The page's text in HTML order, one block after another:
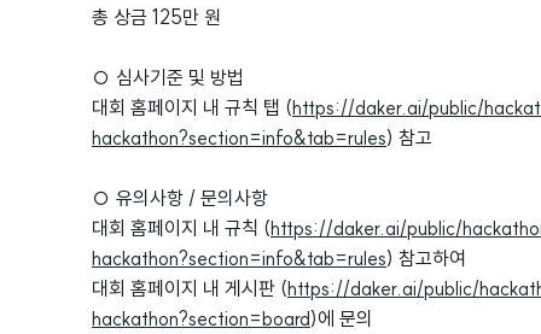
총 상금 125만 원
○ 심사기준 및 방법
대회 홈페이지 내 규칙 탭 (https://daker.ai/public/
hackathon?section=info&tab=rules) 참고
○ 유의사항 / 문의사항
대회 홈페이지 내 규칙 (https://daker.ai/public/
hackathon?section=info&tab=rules) 참고하여
대회 홈페이지 내 게시판 (https://daker.ai/public/
hackathon?section=board)에 문의